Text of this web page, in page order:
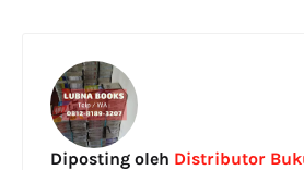
Diposting oleh Distributor